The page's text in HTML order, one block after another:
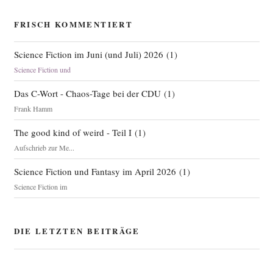
FRISCH KOMMENTIERT
Science Fiction im Juni (und Juli) 2026 (1)
Science Fiction und
Das C-Wort - Chaos-Tage bei der CDU(1)
Frank Hamm
The good kind of weird - Teil I(1)
Aufschrieb zur Me...
Science Fiction und Fantasy im April 2026 (1)
Science Fiction im
DIE LETZTEN BEITRÄGE